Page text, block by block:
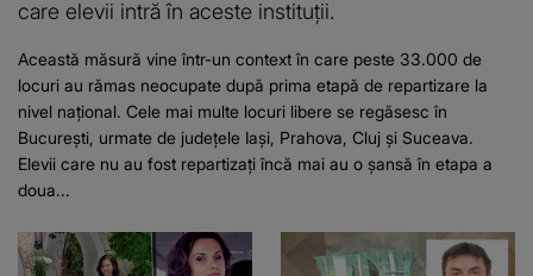
care elevii intră în aceste instituții.
Această măsură vine într-un context în care peste 33.000 de
locuri au rămas neocupate după prima etapă de repartizare la
nivel național. Cele mai multe locuri libere se regăsesc în
București, urmate de județele Iași, Prahova, Cluj și Suceava.
Elevii care nu au fost repartizați încă mai au o șansă în etapa a
doua...